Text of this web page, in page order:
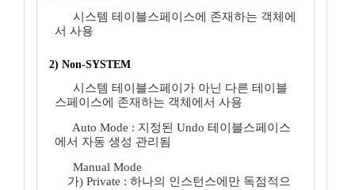
시스템 테이블스페이스에 존재하는 객체에
서 사용
2) Non-SYSTEM
시스템 테이블스페이가 아닌 다른 테이블
스페이스에 존재하는 객체에서 사용
Auto Mode : 지정된 Undo 테이블스페이스
에서 자동 생성 관리됨
Manual Mode
가) Private : 하나의 인스턴스에만 독점적으